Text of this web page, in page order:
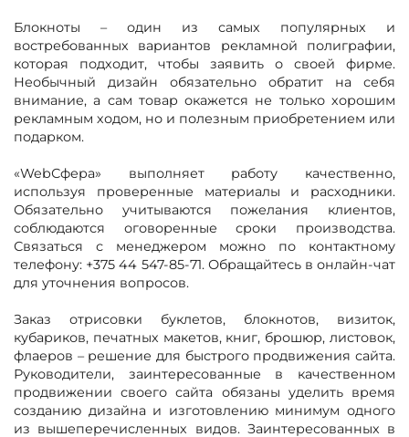
Блокноты – один из самых популярных и
востребованных вариантов рекламной полиграфии,
которая подходит, чтобы заявить о своей фирме.
Необычный дизайн обязательно обратит на себя
внимание, а сам товар окажется не только хорошим
рекламным ходом, но и полезным приобретением или
подарком.
«WebСфера» выполняет работу качественно,
используя проверенные материалы и расходники.
Обязательно учитываются пожелания клиентов,
соблюдаются оговоренные сроки производства.
Связаться с менеджером можно по контактному
телефону: +375 44 547-85-71. Обращайтесь в онлайн-чат
для уточнения вопросов.
Заказ отрисовки буклетов, блокнотов, визиток,
кубариков, печатных макетов, книг, брошюр, листовок,
флаеров – решение для быстрого продвижения сайта.
Руководители, заинтересованные в качественном
продвижении своего сайта обязаны уделить время
созданию дизайна и изготовлению минимум одного
из вышеперечисленных видов. Заинтересованных в